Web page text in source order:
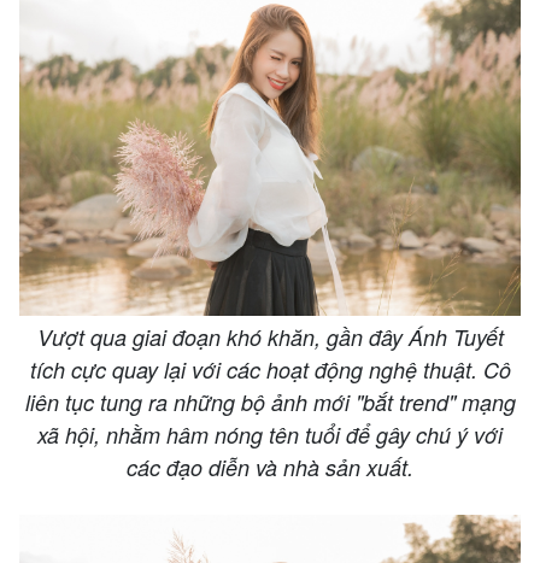
Vượt qua giai đoạn khó khăn, gần đây Ánh Tuyết
tích cực quay lại với các hoạt động nghệ thuật. Cô
liên tục tung ra những bộ ảnh mới "bắt trend" mạng
xã hội, nhằm hâm nóng tên tuổi để gây chú ý với
các đạo diễn và nhà sản xuất.